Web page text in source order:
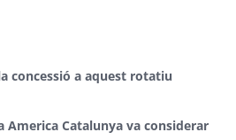
concessió a aquest rotatiu
America Catalunya va considerar